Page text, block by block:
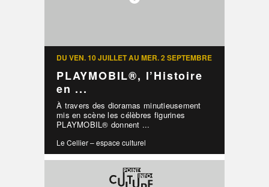
DU VEN. 10 JUILLET AU MER. 2 SEPTEMBRE
PLAYMOBIL®, l’Histoire
en ...
À travers des dioramas minutieusement
mis en scène les célèbres figurines
PLAYMOBIL® donnent ...
Le Cellier – espace culturel